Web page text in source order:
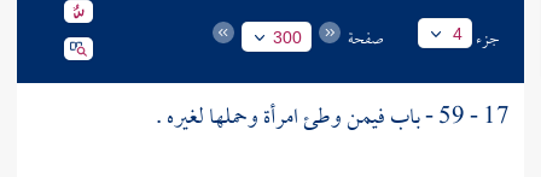
جزء 4 صفحة 300
17 - 59 - باب فيمن وطئ امرأة وحملها لغيره .